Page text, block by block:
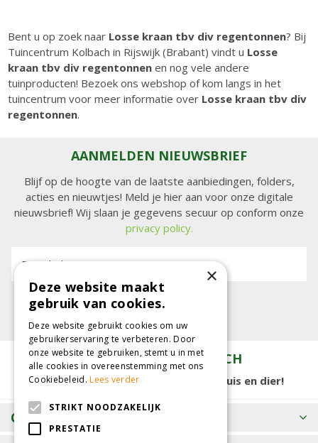
Bent u op zoek naar Losse kraan tbv div regentonnen? Bij
Tuincentrum Kolbach in Rijswijk (Brabant) vindt u Losse
kraan tbv div regentonnen en nog vele andere
tuinproducten! Bezoek ons webshop of kom langs in het
tuincentrum voor meer informatie over Losse kraan tbv div
regentonnen.
AANMELDEN NIEUWSBRIEF
Blijf op de hoogte van de laatste aanbiedingen, folders,
acties en nieuwtjes! Meld je hier aan voor onze digitale
nieuwsbrief! Wij slaan je gegevens secuur op conform onze
privacy policy.
E-mailadres:
TUINCENTRUM KOLBACH
15.000 m2 winkelplezier voor tuin, huis en dier!
OPENINGSTIJDEN
×
Deze website maakt
gebruik van cookies.
Deze website gebruikt cookies om uw
gebruikerservaring te verbeteren. Door
onze website te gebruiken, stemt u in met
alle cookies in overeenstemming met ons
Cookiebeleid.Lees verder
STRIKT NOODZAKELIJK
PRESTATIE